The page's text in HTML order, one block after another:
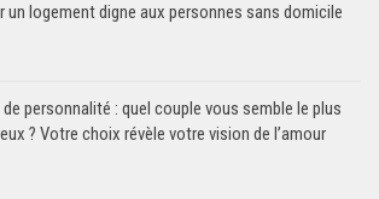
un logement digne aux personnes sans domicile
de personnalité : quel couple vous semble le plus
? Votre choix révèle votre vision de l’amour